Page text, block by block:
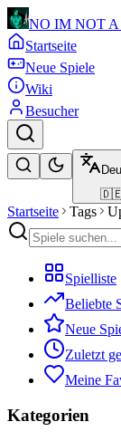
NO IM NOT
Startseite
Neue Spiele
Wiki
Besucher
Startseite Tags
Spielliste
Beliebte
Neue
Zuletzt
Meine
Kategorien